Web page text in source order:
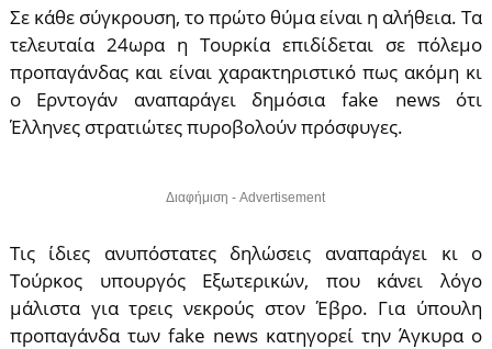
Σε κάθε σύγκρουση, το πρώτο θύμα είναι η αλήθεια. Τα
τελευταία 24ωρα η Τουρκία επιδίδεται σε πόλεμο
προπαγάνδας και είναι χαρακτηριστικό πως ακόμη κι
ο Ερντογάν αναπαράγει δημόσια fake news ότι
Έλληνες στρατιώτες πυροβολούν πρόσφυγες.
Διαφήμιση - Advertisement
Τις ίδιες ανυπόστατες δηλώσεις αναπαράγει κι ο
Τούρκος υπουργός Εξωτερικών, που κάνει λόγο
μάλιστα για τρεις νεκρούς στον Έβρο. Για ύπουλη
προπαγάνδα των fake news κατηγορεί την Άγκυρα ο